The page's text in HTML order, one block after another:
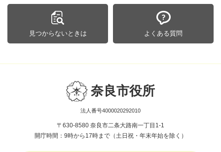
見つからないときは よくある質問
奈良市役所
法人番号4000020292010
〒630-8580 奈良市二条大路南一丁目1-1
開庁時間：9時から17時まで（土日祝・年末年始を除く）